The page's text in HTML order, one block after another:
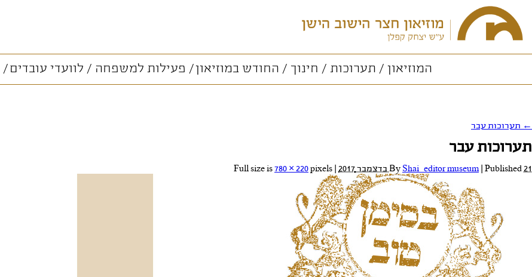
המוזיאון תערוכות חינוך החודש במוזיאון פעילות למשפחה לוועדי עובדים
← תערוכות עבר
תערוכות עבר
By Shai_editor museum Published21 בדצמבר 2017 780 × 220pixels